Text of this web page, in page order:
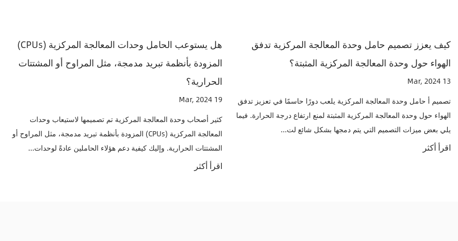
هل هناك أي ميزات أو مواد محددة مستخدمة في
لتعزيز تبديد الحرارة؟
هناك ميزات ومواد محددة تستخدم فيها أصحاب وحدة المعالجة
لتعزيز تبديد الحرارة وضمان أداء التبريد الأمثل. بعض هذه
تشمل: البناء المعدني: العديد من حوامل وحدة المعال...
اقرأ أكثر
هل يستوعب الحامل وحدات المعالجة المركزية (CPUs)
المزودة بأنظمة تبريد مدمجة، مثل المراوح أو المشتتات
الحرارية؟
19 Mar, 2024
كثير أصحاب وحدة المعالجة المركزية تم تصميمها لاستيعاب وحدات
المعالجة المركزية (CPUs) المزودة بأنظمة تبريد مدمجة، مثل المراوح أو
المشتتات الحرارية. وإليك كيفية دعم هؤلاء الحاملين عادةً لوحدات...
تدفق
فيما